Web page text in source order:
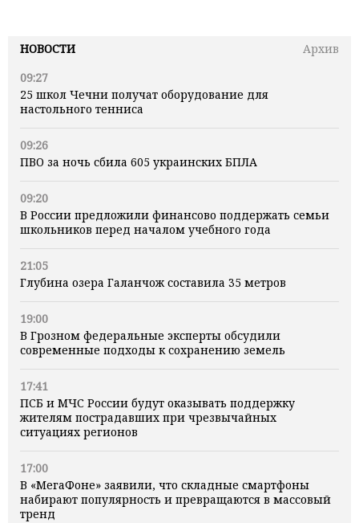
НОВОСТИ
Архив
09:27
25 школ Чечни получат оборудование для
настольного тенниса
09:26
ПВО за ночь сбила 605 украинских БПЛА
09:20
В России предложили финансово поддержать семьи
школьников перед началом учебного года
21:05
Глубина озера Галанчож составила 35 метров
19:00
В Грозном федеральные эксперты обсудили
современные подходы к сохранению земель
17:41
ПСБ и МЧС России будут оказывать поддержку
жителям пострадавших при чрезвычайных
ситуациях регионов
17:00
В «МегаФоне» заявили, что складные смартфоны
набирают популярность и превращаются в массовый
тренд